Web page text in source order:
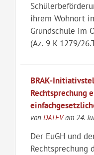
ihrem Wohnort
Grundschule im
(Az. 9 K 1279/
BRAK-
Rechtsprechung
von DATEVam 24.
Der EuGH und
Rechtsprechung